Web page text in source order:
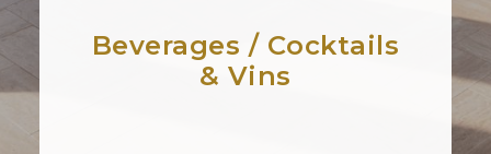
Beverages / Cocktails
& Vins